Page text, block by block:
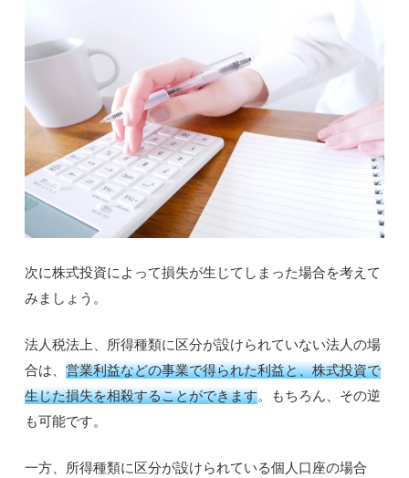
次に株式投資によって損失が生じてしまった場合を考えて
みましょう。
法人税法上、所得種類に区分が設けられていない法人の場
合は、営業利益などの事業で得られた利益と、株式投資で
生じた損失を相殺することができます。もちろん、その逆
も可能です。
一方、所得種類に区分が設けられている個人口座の場合